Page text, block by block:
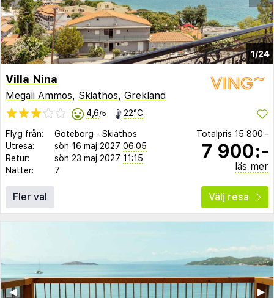
1/24
Villa Nina
Megali Ammos, Skiathos, Grekland
4,6/5 22°C
Flyg från: Göteborg - Skiathos
Utresa:
sön 16 maj 2027 06:05
Retur:
sön 23 maj 2027 11:15
Nätter:
7
Totalpris 15 800:-
7 900:-
läs mer
Fler val Välj resa
▶︎
◀︎